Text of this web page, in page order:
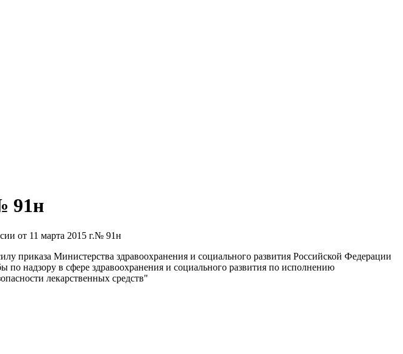
91н
от 11 марта 2015 г.№ 91н
приказа Министерства здравоохранения и социального развития Российской Федерации
надзору в сфере здравоохранения и социального развития по исполнению
лекарственных средств"